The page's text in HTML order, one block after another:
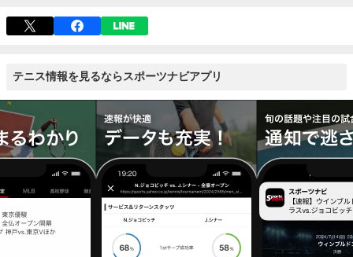
テニス情報を見るならスポーツナビアプリ